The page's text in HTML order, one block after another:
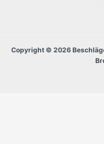
Copyright © 2026